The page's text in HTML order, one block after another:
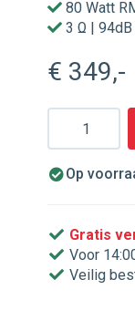
80 Watt
3 Ω | 94dB
€ 349,-
Aantal
Op
Gratis
Voor
Veilig